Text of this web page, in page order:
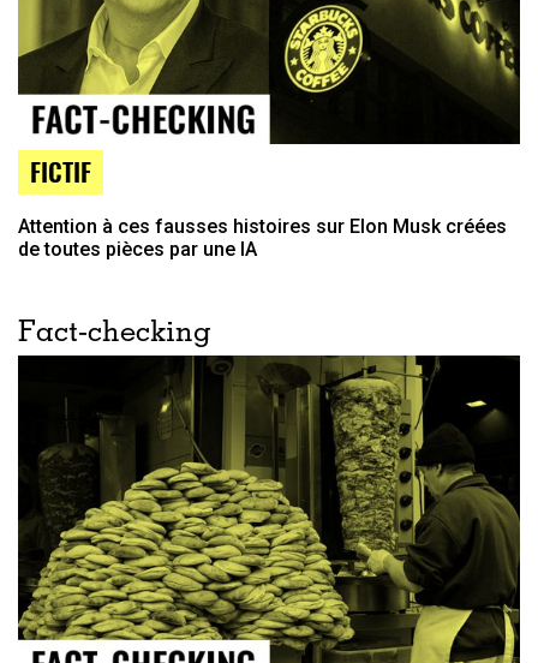
FICTIF
Attention à ces fausses histoires sur Elon Musk créées
de toutes pièces par une IA
Fact-checking